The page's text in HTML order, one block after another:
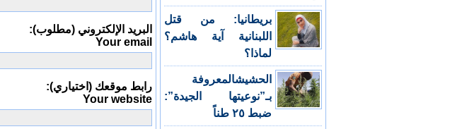
بريطانيا: من قتل
اللبنانية آية هاشم؟
لماذا؟
الحشيشالمعروفة
بـ”نوعيتها الجيدة”:
ضبط ٢٥ طناً
البريد الإلكتروني (مطلوب):
Your email
رابط موقعك (اختياري):
Your website